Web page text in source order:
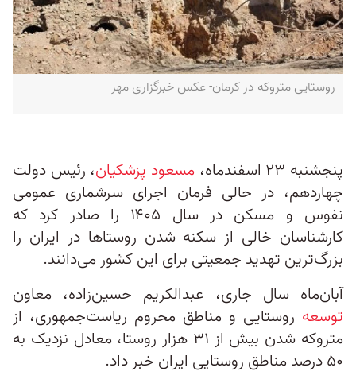
روستایی متروکه در کرمان- عکس خبرگزاری مهر
پنجشنبه ۲۳ اسفندماه، مسعود پزشکیان، رئیس دولت
چهاردهم، در حالی فرمان اجرای سرشماری عمومی
نفوس و مسکن در سال ۱۴۰۵ را صادر کرد که
کارشناسان خالی از سکنه شدن روستاها در ایران را
بزرگ‌ترین تهدید جمعیتی برای این کشور می‌دانند.
آبان‌ماه سال جاری، عبدالکریم حسین‌زاده، معاون
توسعه روستایی و مناطق محروم ریاست‌جمهوری، از
متروکه شدن بیش از ۳۱ هزار روستا، معادل نزدیک به
۵۰ درصد مناطق روستایی ایران خبر داد.